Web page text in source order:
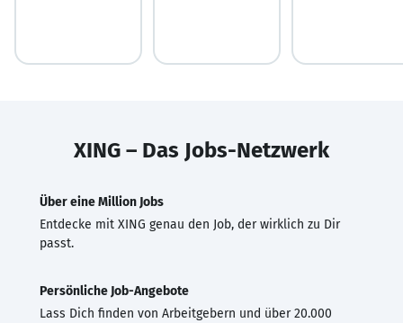
XING – Das Jobs-Netzwerk
Über eine Million Jobs
Entdecke mit XING genau den Job, der wirklich zu Dir
passt.
Persönliche Job-Angebote
Lass Dich finden von Arbeitgebern und über 20.000